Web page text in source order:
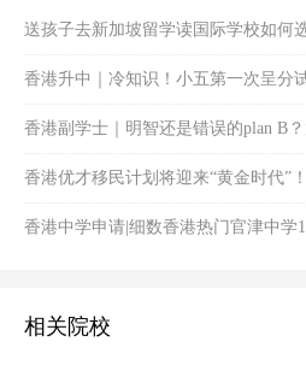
送孩子去新加坡留学读国际学校如何
香港升中｜冷知识！小五第一次呈分
港宝如何备战冲刺！
香港副学士｜明智还是错误的plan B
港副学士值得吗？
香港优才移民计划将迎来“黄金时代”
香港中学申请|细数香港热门官津中学
相关院校